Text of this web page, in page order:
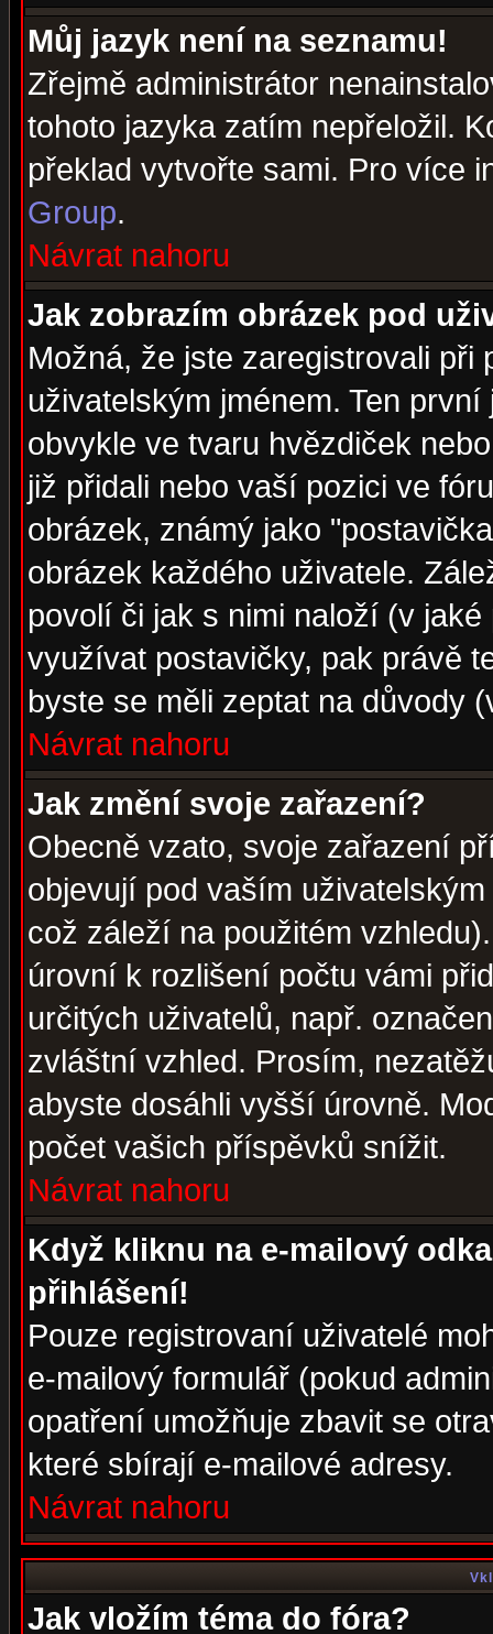
Můj jazyk není na seznamu!
Zřejmě administrátor
tohoto jazyka zatím nepřeložil.
překlad vytvořte sami. Pro více
Group.
Návrat nahoru
Jak zobrazím obrázek pod
Možná, že jste zaregistrovali
uživatelským jménem. Ten
obvykle ve tvaru hvězdiček
již přidali nebo vaší pozici ve
obrázek, známý jako
obrázek každého uživatele.
povolí či jak s nimi naloží (v
využívat postavičky, pak právě
byste se měli zeptat na důvody
Návrat nahoru
Jak změní svoje zařazení?
Obecně vzato, svoje zařazení
objevují pod vaším
což záleží na použitém
úrovní k rozlišení počtu vámi
určitých uživatelů, např.
zvláštní vzhled. Prosím,
abyste dosáhli vyšší úrovně.
počet vašich příspěvků snížit.
Návrat nahoru
Když kliknu na e-mailový
přihlášení!
Pouze registrovaní uživatelé
e-mailový formulář (pokud
opatření umožňuje zbavit se
které sbírají e-mailové adresy.
Návrat nahoru
Jak vložím téma do fóra?